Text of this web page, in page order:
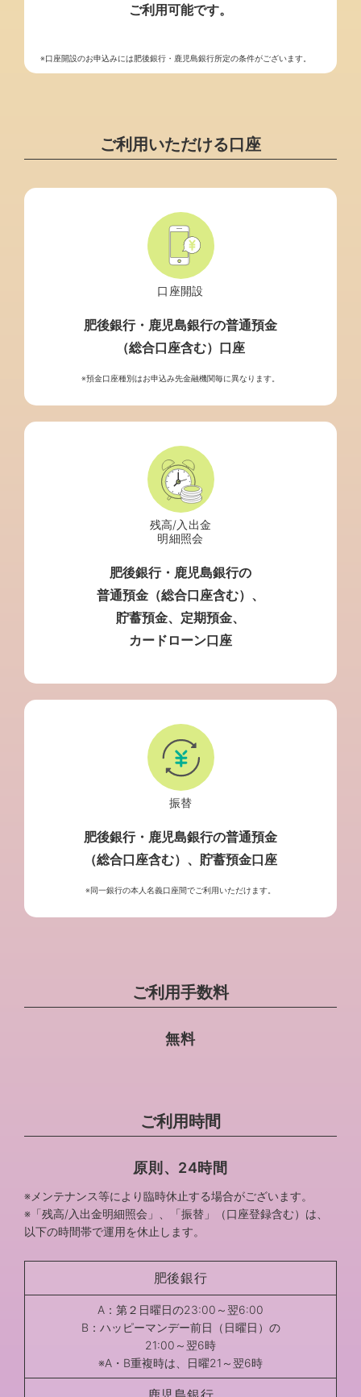
ご利用可能です。
※口座開設のお申込みには肥後銀行・鹿児島銀行所定の条件がございます。
ご利用いただける口座
口座開設
肥後銀行・鹿児島銀行の普通預金
（総合口座含む）口座
※預金口座種別はお申込み先金融機関毎に異なります。
残高/入出金
明細照会
肥後銀行・鹿児島銀行の
普通預金（総合口座含む）、
貯蓄預金、定期預金、
カードローン口座
振替
肥後銀行・鹿児島銀行の普通預金
（総合口座含む）、貯蓄預金口座
※同一銀行の本人名義口座間でご利用いただけます。
ご利用手数料
無料
ご利用時間
原則、24時間
※メンテナンス等により臨時休止する場合がございます。
※「残高/入出金明細照会」、「振替」（口座登録含む）は、
以下の時間帯で運用を休止します。
肥後銀行
A：第２日曜日の23:00～翌6:00
B：ハッピーマンデー前日（日曜日）の
21:00～翌6時
※A・B重複時は、日曜21～翌6時